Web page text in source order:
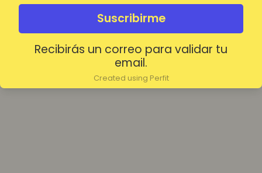
Suscribirme
Recibirás un correo para validar tu
email.
Created using Perfit
Mantenerme conectado
Acceder